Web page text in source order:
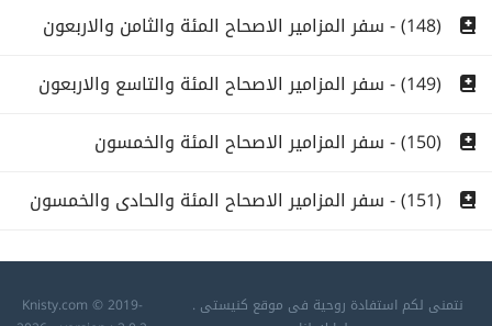
(148) - سفر المزامير الاصحاح المئة والثامن والاربعون
(149) - سفر المزامير الاصحاح المئة والتاسع والاربعون
(150) - سفر المزامير الاصحاح المئة والخمسون
(151) - سفر المزامير الاصحاح المئة والحادى والخمسون
نتمنى لكم استفادة روحية فى موقع كنيستى .
Knisty.com © 2019-